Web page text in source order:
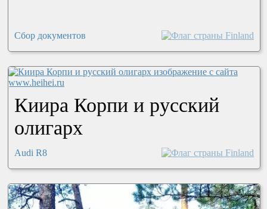
Сбор документов
Киира Корпи и русский
олигарх
Audi R8